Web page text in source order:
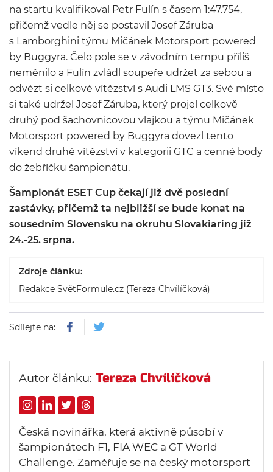
na startu kvalifikoval Petr Fulín s časem 1:47.754,
přičemž vedle něj se postavil Josef Záruba
s Lamborghini týmu Mičánek Motorsport powered
by Buggyra. Čelo pole se v závodním tempu příliš
neměnilo a Fulín zvládl soupeře udržet za sebou a
odvézt si celkové vítězství s Audi LMS GT3. Své místo
si také udržel Josef Záruba, který projel celkově
druhý pod šachovnicovou vlajkou a týmu Mičánek
Motorsport powered by Buggyra dovezl tento
víkend druhé vítězství v kategorii GTC a cenné body
do žebříčku šampionátu.
Šampionát ESET Cup čekají již dvě poslední
zastávky, přičemž ta nejbližší se bude konat na
sousedním Slovensku na okruhu Slovakiaring již
24.-25. srpna.
Zdroje článku:
Redakce SvětFormule.cz (Tereza Chvílíčková)
Sdílejte na:
Autor článku: Tereza Chvílíčková
Česká novinářka, která aktivně působí v
šampionátech F1, FIA WEC a GT World
Challenge. Zaměřuje se na český motorsport